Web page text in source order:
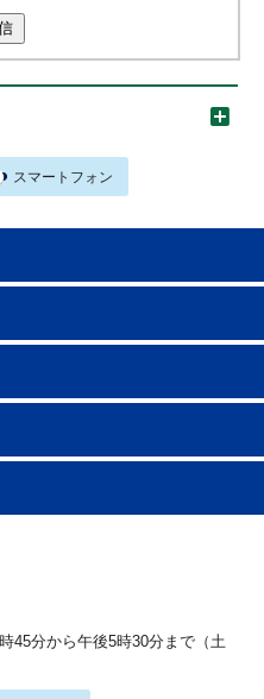
スマートフォン
45分から午後5時30分まで（土